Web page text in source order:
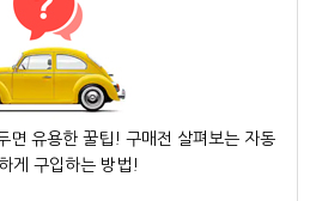
면 유용한 꿀팁! 구매전 살펴보는 자동
게 구입하는 방법!